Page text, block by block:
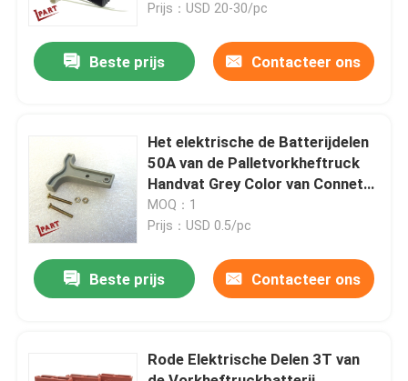
Ongeveer ons
Fabrieksreis
Kwaliteitscontrole
Contacteer ons
Nieuws
De Delen van de vorkheftruckbatterij
Prijs：USD 20-30/pc
Beste prijs Contacteer ons
Het elektrische de Batterijdelen
50A van de Palletvorkheftruck
Handvat Grey Color van Connetor
van de Ladersstop
MOQ：1
Prijs：USD 0.5/pc
Beste prijs Contacteer ons
Rode Elektrische Delen 3T van